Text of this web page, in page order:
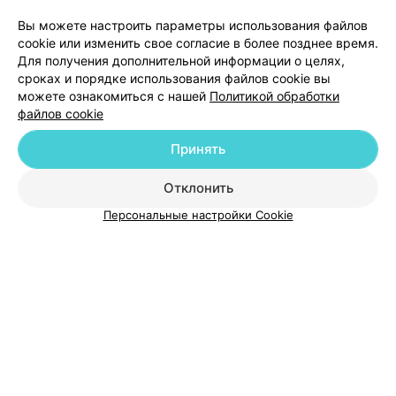
Добавить специалиста
О проекте Новости проекта
Размещение рекламы
Медицинский маркетинг
Публичный договор
Пользовательское соглашение
Способы оплаты
Вы можете настроить параметры использования файлов
cookie или изменить свое согласие в более позднее время.
Для получения дополнительной информации о целях,
сроках и порядке использования файлов cookie вы
можете ознакомиться с нашей Политикой обработки
файлов cookie
Отклонить
Принять
Персональные настройки Cookie